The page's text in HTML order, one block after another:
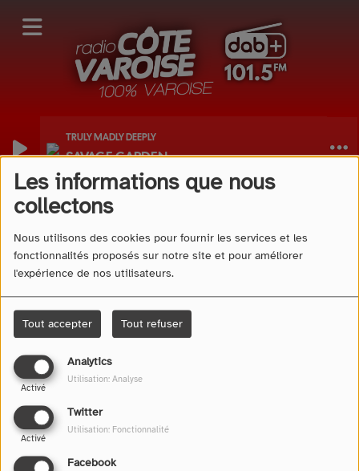
Les informations que nous
collectons
Nous utilisons des cookies pour fournir les services et les
fonctionnalités proposés sur notre site et pour améliorer
l'expérience de nos utilisateurs.
Tout accepter Tout refuser
Analytics
Activé
Utilisation: Analyse
Twitter
Activé
Utilisation: Fonctionnalité
Facebook
TRULY MADLY DEEPLY
SAVAGE GARDEN